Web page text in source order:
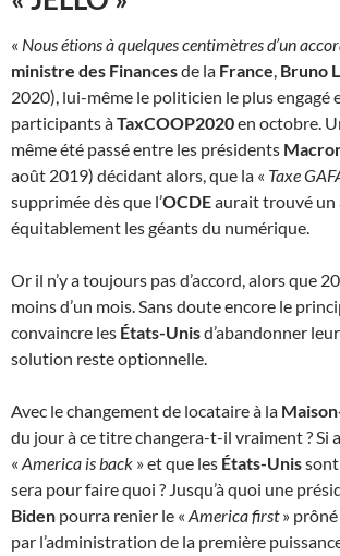
« Nous étions à quelques centimètres d’un
ministre des Financesde la France, Bruno
2020), lui-même le politicien le plus engagé
participants àTaxCOOP2020en octobre.
même été passé entre les présidents
août 2019) décidant alors, que la « Taxe
supprimée dès que l’OCDEaurait trouvé un
équitablement les géants du numérique.
Or il n’y a toujours pas d’accord, alors que
moins d’un mois. Sans doute encore le
convaincre les États-Unisd’abandonner
solution reste optionnelle.
Avec le changement de locataire à la
du jour à ce titre changera-t-il vraiment ? Si
« America is back » et que les États-Unis
sera pour faire quoi ? Jusqu’à quoi une
Biden pourra renier le « America first»
par l’administration de la première